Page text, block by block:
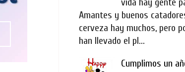
Amantes y buenos
cerveza hay muchos, pero
han llevado el pl...
Cumplimos un